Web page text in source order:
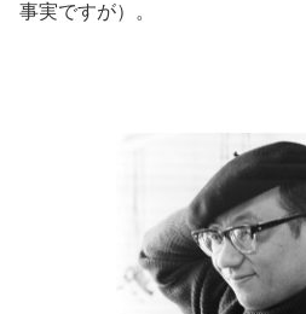
事実ですが）。